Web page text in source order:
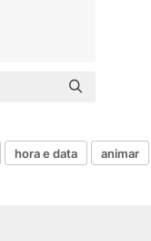
hora e data animar